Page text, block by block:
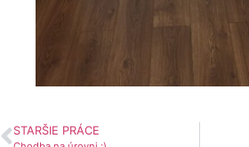
STARŠIE PRÁCE